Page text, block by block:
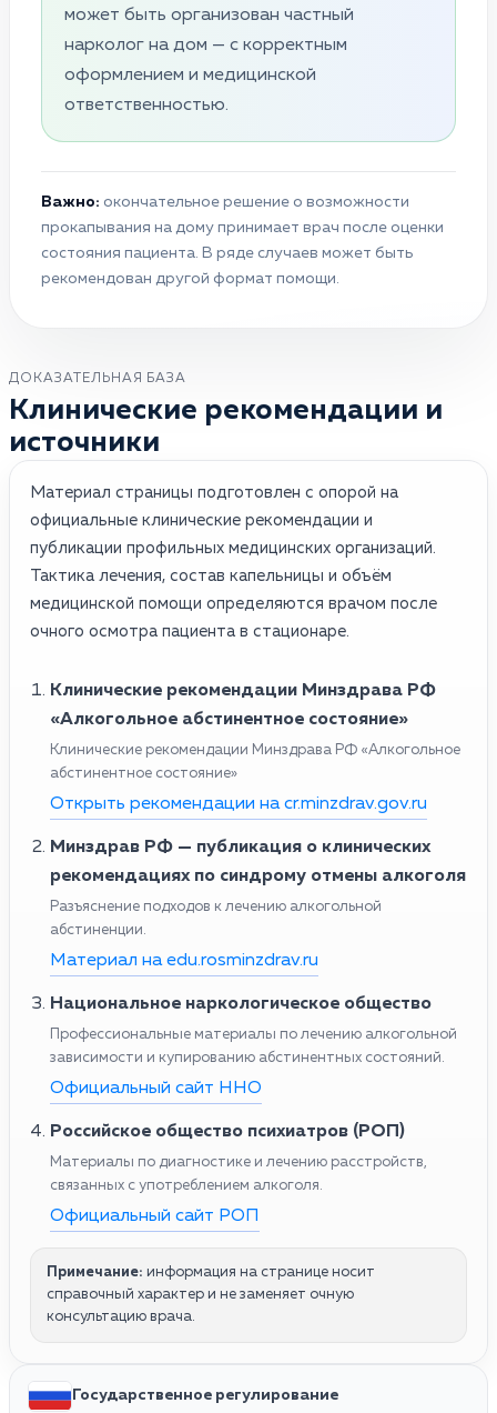
может быть организован частный
нарколог на дом — с корректным
оформлением и медицинской
ответственностью.
Важно: окончательное решение о возможности
прокапывания на дому принимает врач после оценки
состояния пациента. В ряде случаев может быть
рекомендован другой формат помощи.
ДОКАЗАТЕЛЬНАЯ БАЗА
Клинические рекомендации и
источники
Материал страницы подготовлен с опорой на
официальные клинические рекомендации и
публикации профильных медицинских организаций.
Тактика лечения, состав капельницы и объём
медицинской помощи определяются врачом после
очного осмотра пациента в стационаре.
Клинические рекомендации Минздрава РФ
«Алкогольное абстинентное состояние»
Клинические рекомендации Минздрава РФ «Алкогольное
абстинентное состояние»
Открыть рекомендации на cr.minzdrav.gov.ru
Минздрав РФ — публикация о клинических
рекомендациях по синдрому отмены алкоголя
Разъяснение подходов к лечению алкогольной
абстиненции.
Материал на edu.rosminzdrav.ru
Национальное наркологическое общество
Профессиональные материалы по лечению алкогольной
зависимости и купированию абстинентных состояний.
Официальный сайт ННО
Российское общество психиатров (РОП)
Материалы по диагностике и лечению расстройств,
связанных с употреблением алкоголя.
Официальный сайт РОП
Примечание: информация на странице носит
справочный характер и не заменяет очную
консультацию врача.
Государственное регулирование